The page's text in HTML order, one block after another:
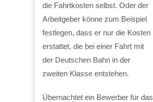
die Fahrtkosten selbst. Oder der
Arbeitgeber könne zum Beispiel
festlegen, dass er nur die Kosten
erstattet, die bei einer Fahrt mit
der Deutschen Bahn in der
zweiten Klasse entstehen.
Übernachtet ein Bewerber für das